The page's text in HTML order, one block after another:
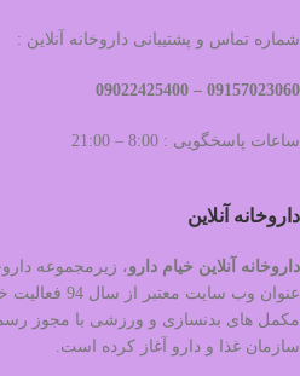
شماره تماس و پشتیبانی داروخانه آنلاین :
09157023060 –
ساعات پاسخگویی : 8:00 – 21:00
داروخانه آنلاین
داروخانه آنلاین خیام دارو، زیرمجموعه
عنوان وب سایت
مکمل های بدنسازی و ورزشی با مجوز
سازمان غذا و دارو آغاز کرده است.